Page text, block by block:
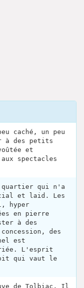
caché, un peu
à des petits
et
spectacles
quartier qui n'a
et laid. Les
hyper
en pierre
à des
des
est
L'esprit
qui vaut le
de Tolbiac. Il